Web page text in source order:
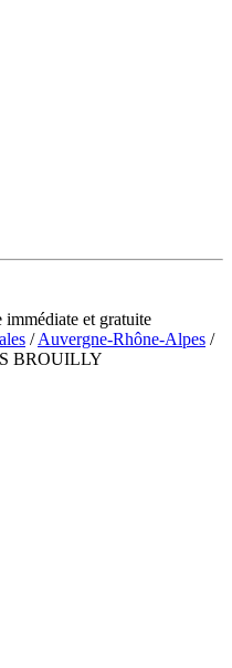
et gratuite
/Auvergne-Rhône-Alpes /
BROUILLY